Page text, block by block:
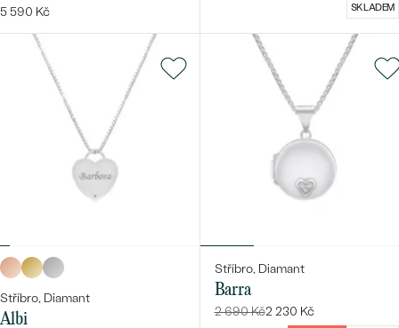
5 590 Kč SKLADEM
Stříbro, Diamant
Albi
Stříbro, Diamant
Barra
2 690 Kč2 230 Kč